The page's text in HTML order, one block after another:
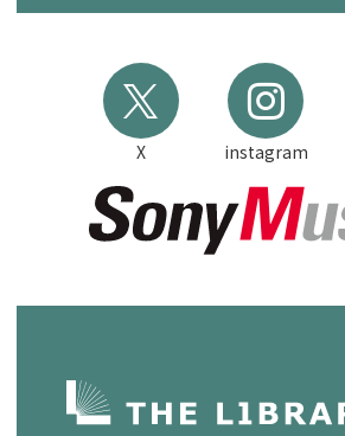
X instagram